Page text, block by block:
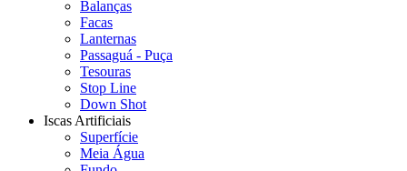
Balanças
Facas
Lanternas
Passaguá - Puça
Tesouras
Stop Line
Down Shot
Iscas Artificiais
Superfície
Meia Água